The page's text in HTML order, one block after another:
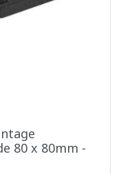
80 x 80mm -